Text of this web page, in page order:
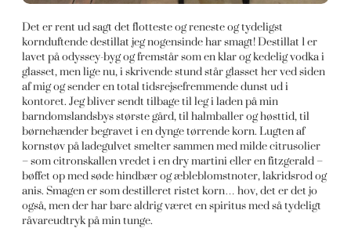
Det er rent ud sagt det flotteste og reneste og tydeligst
kornduftende destillat jeg nogensinde har smagt! Destillat 1 er
lavet på odyssey-byg og fremstår som en klar og kedelig vodka i
glasset, men lige nu, i skrivende stund står glasset her ved siden
af mig og sender en total tidsrejsefremmende dunst ud i
kontoret. Jeg bliver sendt tilbage til leg i laden på min
barndomslandsbys største gård, til halmballer og høsttid, til
børnehænder begravet i en dynge tørrende korn. Lugten af
kornstøv på ladegulvet smelter sammen med milde citrusolier
– som citronskallen vredet i en dry martini eller en fitzgerald –
bøffet op med søde hindbær og æbleblomstnoter, lakridsrod og
anis. Smagen er som destilleret ristet korn… hov, det er det jo
også, men der har bare aldrig været en spiritus med så tydeligt
råvareudtryk på min tunge.